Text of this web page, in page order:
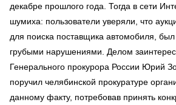
декабре прошлого года. Тогда в сети
шумиха: пользователи уверяли, что
для поиска поставщика автомобиля, был
грубыми нарушениями. Делом
Генерального прокурора России Юрий
поручил челябинской прокуратуре
данному факту, потребовав принять